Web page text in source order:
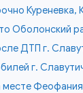
Куреневка,
Оболонский
ДТП г.
г.
месте